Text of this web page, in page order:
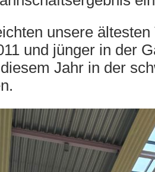
unsere
und jünger in der
Jahr in der